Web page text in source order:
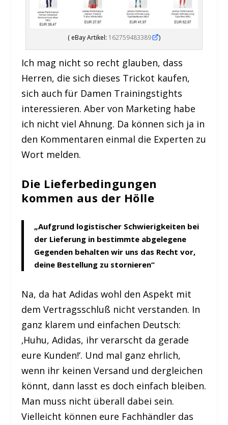
( eBay Artikel: 162759483389 )
Ich mag nicht so recht glauben, dass
Herren, die sich dieses Trickot kaufen,
sich auch für Damen Trainingstights
interessieren. Aber von Marketing habe
ich nicht viel Ahnung. Da können sich ja in
den Kommentaren einmal die Experten zu
Wort melden.
Die Lieferbedingungen
kommen aus der Hölle
„Aufgrund logistischer Schwierigkeiten bei
der Lieferung in bestimmte abgelegene
Gegenden behalten wir uns das Recht vor,
deine Bestellung zu stornieren“
Na, da hat Adidas wohl den Aspekt mit
dem Vertragsschluß nicht verstanden. In
ganz klarem und einfachen Deutsch:
‚Huhu, Adidas, ihr verarscht da gerade
eure Kunden!‘. Und mal ganz ehrlich,
wenn ihr keinen Versand und dergleichen
könnt, dann lasst es doch einfach bleiben.
Man muss nicht überall dabei sein.
Vielleicht können eure Fachhändler das